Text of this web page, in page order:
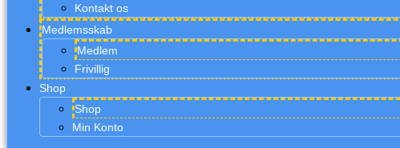
Kontakt os
Medlemsskab
Medlem
Frivillig
Shop
Shop
Min Konto